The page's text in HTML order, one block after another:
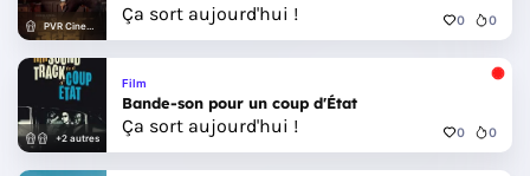
PVR Cinemas
Ça sort aujourd'hui ! 0 0
+2 autres
Film
Bande-son pour un coup d'État
Ça sort aujourd'hui ! 0 0